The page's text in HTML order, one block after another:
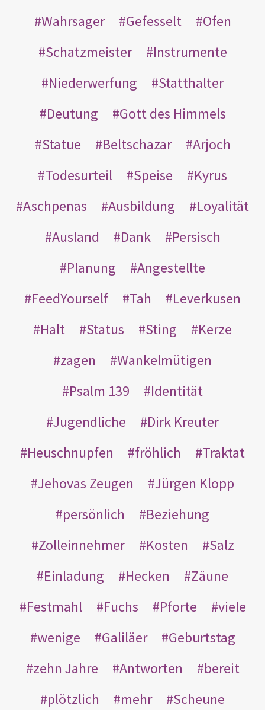
Wahrsager
Gefesselt
Ofen
Schatzmeister
Instrumente
Niederwerfung
Statthalter
Deutung
Gott des Himmels
Statue
Beltschazar
Arjoch
Todesurteil
Speise
Kyrus
Aschpenas
Ausbildung
Loyalität
Ausland
Dank
Persisch
Planung
Angestellte
FeedYourself
Tah
Leverkusen
Halt
Status Sting
Kerze
zagen
Wankelmütigen
Psalm 139
Identität
Jugendliche
Dirk Kreuter
Heuschnupfen
fröhlich
Traktat
Jehovas Zeugen
Jürgen Klopp
persönlich
Beziehung
Zolleinnehmer
Kosten
Salz
Einladung
Hecken
Zäune
Festmahl
Fuchs Pforte
viele
wenige
Galiläer
Geburtstag
zehn Jahre
Antworten
bereit
plötzlich
mehr Scheune